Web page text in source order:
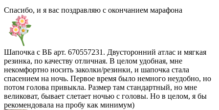
Спасибо, и я вас поздравляю с окончанием марафона
Шапочка с ВБ арт. 670557231. Двусторонний атлас и мягкая
резинка, по качеству отличная. В целом удобная, мне
некомфортно носить заколки/резинки, и шапочка стала
спасением на ночь. Первое время было немного неудобно, но
потом голова привыкла. Размер там стандартный, но мне
великоват, бывает слетает ночью с головы. Но в целом, я бы
рекомендовала на пробу как минимум)